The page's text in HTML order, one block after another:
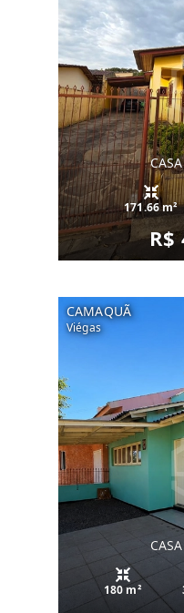
171.66 m²
R$
CAMAQUÃ
Viégas
180 m²